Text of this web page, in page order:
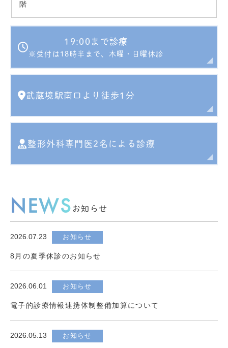
階
19:00まで診療
※受付は18時半まで、木曜・日曜休診
武蔵境駅南口より徒歩1分
整形外科専門医2名による診療
NEWS お知らせ
2026.07.23 お知らせ
8月の夏季休診のお知らせ
2026.06.01 お知らせ
電子的診療情報連携体制整備加算について
2026.05.13 お知らせ